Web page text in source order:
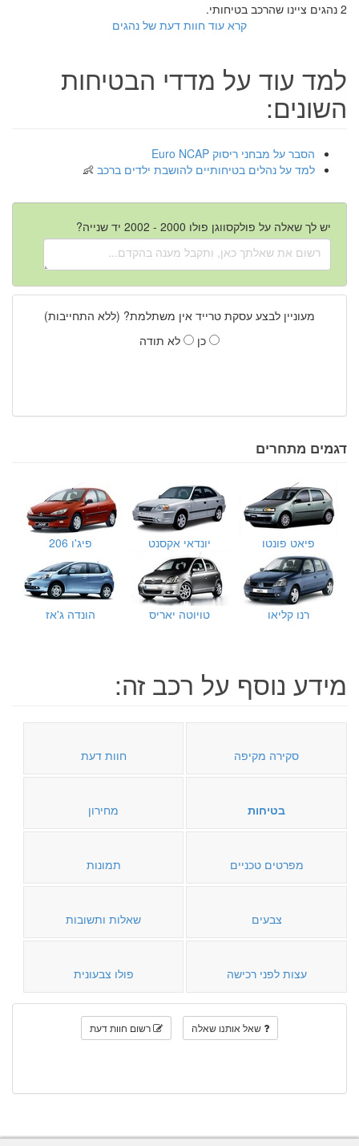
2 נהגים ציינו שהרכב בטיחותי.
קרא עוד חוות דעת של נהגים
למד עוד על מדדי הבטיחות
השונים:
הסבר על מבחני ריסוק Euro NCAP
למד על נהלים בטיחותיים להושבת ילדים ברכב
יש לך שאלה על פולקסווגן פולו 2000 - 2002 יד שנייה?
מעוניין לבצע עסקת טרייד אין משתלמת? (ללא התחייבות)
כן
לא תודה
דגמים מתחרים
פיאט פונטו יונדאי אקסנט פיג'ו 206
רנו קליאו טויוטה יאריס הונדה ג'אז
מידע נוסף על רכב זה:
סקירה מקיפה חוות דעת
בטיחות מחירון
מפרטים טכניים תמונות
צבעים שאלות ותשובות
עצות לפני רכישה פולו צבעונית
שאל אותנו שאלה רשום חוות דעת